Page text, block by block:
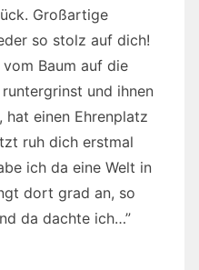
Großartige
so stolz auf dich!
Baum auf die
und ihnen
hat einen Ehrenplatz
ruh dich erstmal
ich da eine Welt in
dort grad an, so
da dachte ich…”